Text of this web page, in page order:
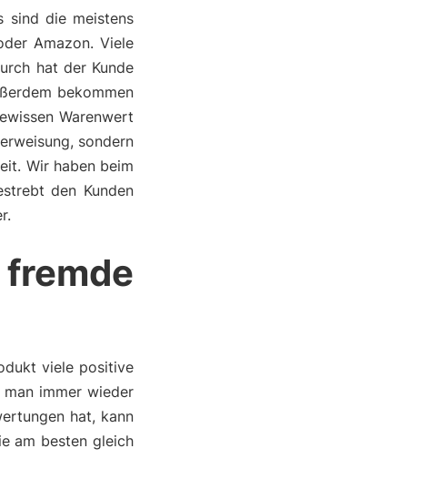
sind die meistens
Amazon. Viele
hat der Kunde
bekommen
Warenwert
sondern
Wir haben beim
den Kunden
viele positive
immer wieder
hat, kann
am besten gleich